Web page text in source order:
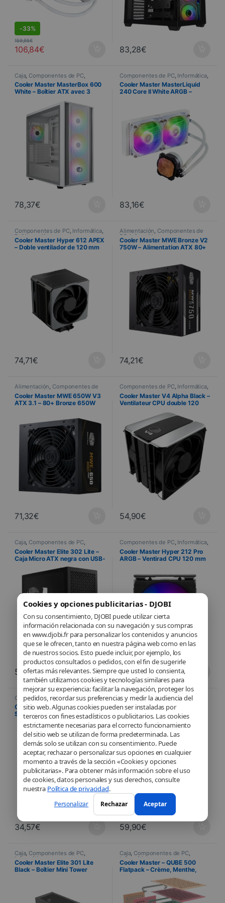
Cookies y opciones publicitarias - DJOBI
Con su consentimiento, DJOBI puede utilizar cierta
información relacionada con su navegación y sus compras
en www.djobi.fr para personalizar los contenidos y anuncios
que se le ofrecen, tanto en nuestra página web como en las
de nuestros socios. Esto puede incluir, por ejemplo, los
productos consultados o pedidos, con el fin de sugerirle
ofertas más relevantes. Siempre que usted lo consienta,
también utilizamos cookies y tecnologías similares para
mejorar su experiencia: facilitar la navegación, proteger los
pedidos, recordar sus preferencias y medir la audiencia del
sitio web. Algunas cookies pueden ser instaladas por
terceros con fines estadísticos o publicitarios. Las cookies
estrictamente necesarias para el correcto funcionamiento
del sitio web se utilizan de forma predeterminada. Las
demás solo se utilizan con su consentimiento. Puede
aceptar, rechazar o personalizar sus opciones en cualquier
momento a través de la sección «Cookies y opciones
publicitarias». Para obtener más información sobre el uso
de cookies, datos personales y sus derechos, consulte
nuestra Política de privacidad.
Personalizar Rechazar Aceptar
-33%
106,84€
159,95€
83,28€
Caja, Componentes de PC
Informática
Cooler Master MasterBox 600
White – Boîtier ATX avec 3
78,37€
Componentes de PC Informática,
Refrigeración
Cooler Master MasterLiquid
240 Core II White ARGB –
83,16€
Componentes de PC, Informática,
Refrigeración
Cooler Master Hyper 612 APEX
– Doble ventilador de 120 mm
74,71€
Alimentación, Componentes de
PC Informática
Cooler Master MWE Bronze V2
750W – Alimentation ATX 80+
74,21€
Alimentación, Componentes de
PC Informática
Cooler Master MWE 650W V3
ATX 3.1 – 80+ Bronze 650W
71,32€
Componentes de PC, Informática,
Refrigeración
Cooler Master V4 Alpha Black –
Ventilateur CPU double 120
54,90€
Caja, Componentes de PC,
Informática
Cooler Master Elite 302 Lite –
Caja Micro ATX negra con USB-
53,29€
Componentes de PC, Informática,
Refrigeración
Cooler Master Hyper 212 Pro
ARGB – Ventirad CPU 120 mm
41,90€
Componentes de PC,Informática,
Refrigeración
Cooler Master Hyper 212
Spectrum V3 – Ventirad CPU
120 mm RGB
34,57€
Caja,Componentes de PC,
Informática
Cooler Master MasterBox
MB400L – Boîtier Micro ATX
Noir avec ODD
59,90€
Caja, Componentes de PC,
Informática
Cooler Master Elite 301 Lite
Black – Boîtier Mini Tower
Caja, Componentes de PC,
Informática
Cooler Master – QUBE 500
Flatpack – Crème, Menthe,